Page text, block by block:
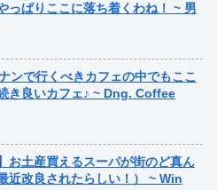
っぱりここに落ち着くわね！ ~ 男
ンで行くべきカフェの中でもここ
き良いカフェ♪ ~ Dng. Coffee
お土産買えるスーパが街のど真ん
近改良されたらしい！） ~ Win